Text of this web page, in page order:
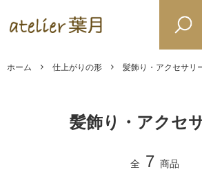
ホーム 仕上がりの形 髪飾り・アクセサリ
髪飾り・アクセ
全 7 商品